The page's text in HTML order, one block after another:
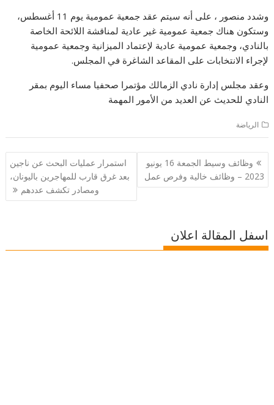
وشدد منصور ، على أنه سيتم عقد جمعية عمومية يوم 11 أغسطس،
وستكون هناك جمعية عمومية غير عادية لمناقشة اللائحة الخاصة
بالنادي، وجمعية عمومية عادية لإعتماد الميزانية وجمعية عمومية
لإجراء الانتخابات على المقاعد الشاغرة في المجلس.
وعقد مجلس إدارة نادي الزمالك مؤتمرا صحفيا مساء اليوم بمقر
النادي للحديث عن العديد من الأمور المهمة
الرياضة
تصفّح
المقالات
وظائف وسيط الجمعة 16 يونيو
2023 – وظائف خالية وفرص عمل
استمرار عمليات البحث عن ناجين
بعد غرق قارب للمهاجرين باليونان،
ومصادر تكشف عددهم
اسفل المقالة اعلان